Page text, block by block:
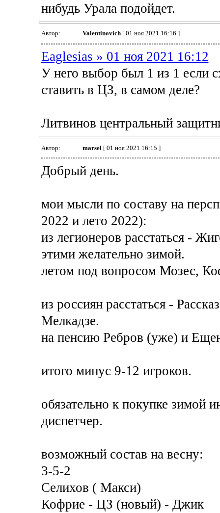
нибудь Урала подойдет.
Автор: Valentinovich[ 01 ноя 2021 16:16 ]
Eaglesias » 01 ноя 2021 16:12
У него выбор был 1 из 1 если
ставить в ЦЗ, в самом деле?
Литвинов центральный
Автор: marsel [ 01 ноя 2021 16:15 ]
Добрый день.
мои мысли по составу на
2022 и лето 2022):
из легионеров расстаться -
этими желательно зимой.
летом под вопросом Мозес,
из россиян расстаться -
Мелкадзе.
на пенсию Ребров (уже) и
итого минус 9-12 игроков.
обязательно к покупке
диспетчер.
возможный состав на весну:
3-5-2
Селихов ( Макси)
Кофрие - ЦЗ (новый) - Джик